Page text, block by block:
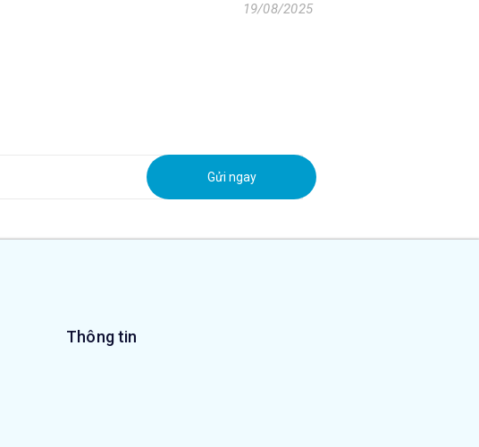
19/08/2025
Gửi ngay
Thông tin